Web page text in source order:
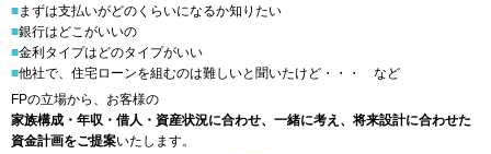
■まずは支払いがどのくらいになるか知りたい
■銀行はどこがいいの
■金利タイプはどのタイプがいい
■他社で、住宅ローンを組むのは難しいと聞いたけど・・・ など
FPの立場から、お客様の
家族構成・年収・借人・資産状況に合わせ、一緒に考え、将来設計に合わせた
資金計画をご提案いたします。